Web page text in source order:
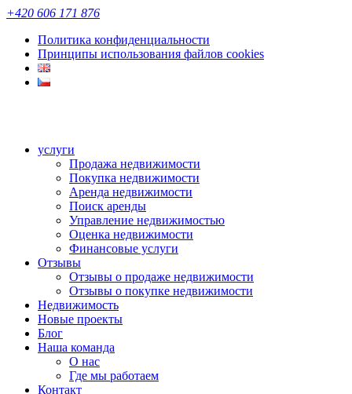
+420 606 171 876
Политика конфиденциальности
Принципы использования файлов cookies
услуги
Продажа недвижимости
Покупка недвижимости
Аренда недвижимости
Поиск аренды
Управление недвижимостью
Оценка недвижимости
Финансовые услуги
Отзывы
Отзывы о продаже недвижимости
Отзывы о покупке недвижимости
Hедвижимость
Новые проекты
Блог
Наша команда
О нас
Где мы работаем
Контакт